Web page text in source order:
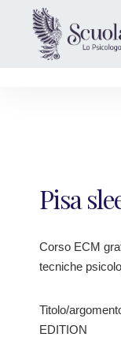
Pisa
Corso ECM
tecniche
Titolo/
EDITION